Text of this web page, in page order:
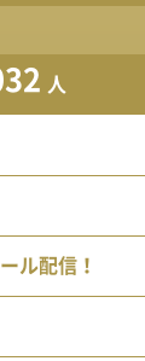
人
ル配信！